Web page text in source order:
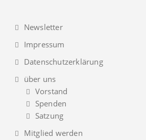
Newsletter
Impressum
Datenschutzerklärung
über uns
Vorstand
Spenden
Satzung
Mitglied werden